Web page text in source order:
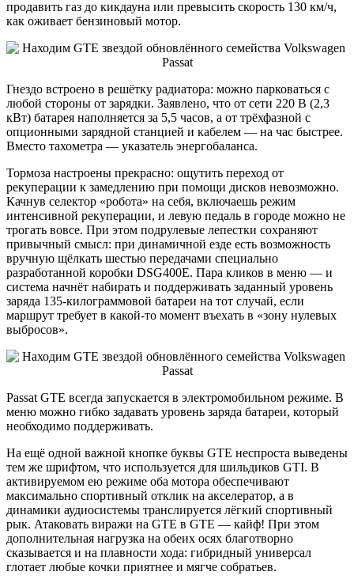
продавить газ до кикдауна или превысить скорость 130 км/ч,
как оживает бензиновый мотор.
Гнездо встроено в решётку радиатора: можно парковаться с
любой стороны от зарядки. Заявлено, что от сети 220 В (2,3
кВт) батарея наполняется за 5,5 часов, а от трёхфазной с
опционными зарядной станцией и кабелем ― на час быстрее.
Вместо тахометра ― указатель энергобаланса.
Тормоза настроены прекрасно: ощутить переход от
рекуперации к замедлению при помощи дисков невозможно.
Качнув селектор «робота» на себя, включаешь режим
интенсивной рекуперации, и левую педаль в городе можно не
трогать вовсе. При этом подрулевые лепестки сохраняют
привычный смысл: при динамичной езде есть возможность
вручную щёлкать шестью передачами специально
разработанной коробки DSG400E. Пара кликов в меню ― и
система начнёт набирать и поддерживать заданный уровень
заряда 135-килограммовой батареи на тот случай, если
маршрут требует в какой-то момент въехать в «зону нулевых
выбросов».
Passat GTE всегда запускается в электромобильном режиме. В
меню можно гибко задавать уровень заряда батареи, который
необходимо поддерживать.
На ещё одной важной кнопке буквы GTE неспроста выведены
тем же шрифтом, что используется для шильдиков GTI. В
активируемом ею режиме оба мотора обеспечивают
максимально спортивный отклик на акселератор, а в
динамики аудиосистемы транслируется лёгкий спортивный
рык. Атаковать виражи на GTE в GTE ― кайф! При этом
дополнительная нагрузка на обеих осях благотворно
сказывается и на плавности хода: гибридный универсал
глотает любые кочки приятнее и мягче собратьев.